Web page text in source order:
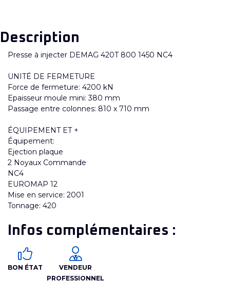
Description
Presse à injecter DEMAG 420T 800 1450 NC4
UNITÉ DE FERMETURE
Force de fermeture: 4200 kN
Epaisseur moule mini: 380 mm
Passage entre colonnes: 810 x 710 mm
ÉQUIPEMENT ET +
Équipement:
Ejection plaque
2 Noyaux Commande
NC4
EUROMAP 12
Mise en service: 2001
Tonnage: 420
Infos complémentaires :
BON ÉTAT
VENDEUR
PROFESSIONNEL